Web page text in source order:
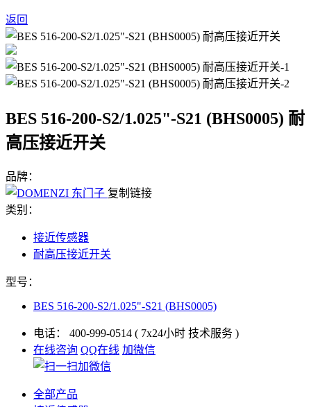
返回
BES 516-200-S2/1.025"-S21 (BHS0005) 耐
高压接近开关
品牌：
复制链接
类别：
接近传感器
耐高压接近开关
型号：
BES 516-200-S2/1.025"-S21 (BHS0005)
电话： 400-999-0514 ( 7x24小时 技术服务 )
在线咨询 QQ在线 加微信
全部产品